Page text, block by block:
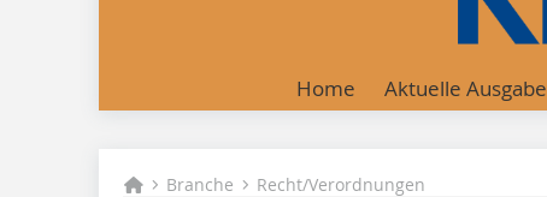
Home Aktuelle Ausgabe
Branche Recht/Verordnungen